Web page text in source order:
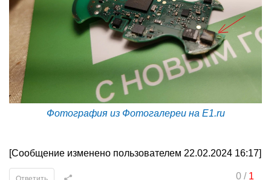
Фотография из Фотогалереи на E1.ru
[Сообщение изменено пользователем 22.02.2024 16:17]
0/ 1